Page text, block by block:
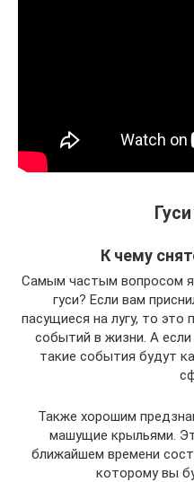
К чему
Самым частым вопросом
гуси? Если вам
пасущиеся на лугу, то
событий в жизни. А
такие события будут
Также хорошим
машущие крыльями.
ближайшем времени
которому вы